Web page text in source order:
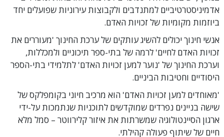
אדמיניסטרטיביים למתנדבים ולקבוצות עירוניות שפועלים יחד
ביוזמות מקומיות של זכויות האדם.
אנשי חינוך יכולים להשיג עותקים של ערכת החינוך 'מעוררים את
זכויות האדם לחיים' לרמה של בתי-ספר תיכוניים ולמכללות,
וערכת החינוך של 'נוער למען זכויות האדם' לתלמידי בתי-הספר
היסודיים וחטיבות הביניים.
'מאוחדים למען זכויות האדם' הוא מרכיב חיוני בקומפלקס של
שישה בניינים נפרדים שמוקדשים לתוכניות שנתמכות על-ידי
ארגון הסיינטולוגיה שמשרתות את איזור קלירווטר – סמל מלא
חיים של שיתוף פעולה קהילתי.